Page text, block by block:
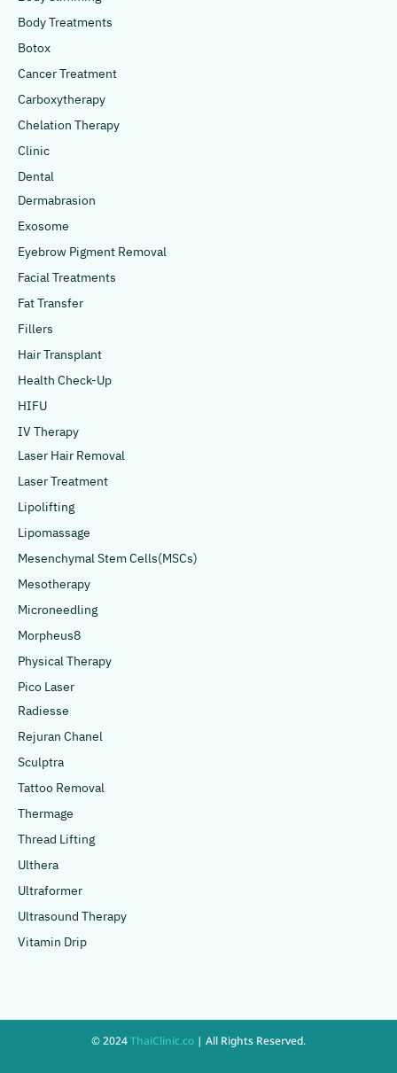
Body Treatments
Botox
Cancer Treatment
Carboxytherapy
Chelation Therapy
Clinic
Dental
Dermabrasion
Exosome
Eyebrow Pigment Removal
Facial Treatments
Fat Transfer
Fillers
Hair Transplant
Health Check-Up
HIFU
IV Therapy
Laser Hair Removal
Laser Treatment
Lipolifting
Lipomassage
Mesenchymal Stem Cells(MSCs)
Mesotherapy
Microneedling
Morpheus8
Physical Therapy
Pico Laser
Radiesse
Rejuran Chanel
Sculptra
Tattoo Removal
Thermage
Thread Lifting
Ulthera
Ultraformer
Ultrasound Therapy
Vitamin Drip
© 2024ThaiClinic.co | All Rights Reserved.